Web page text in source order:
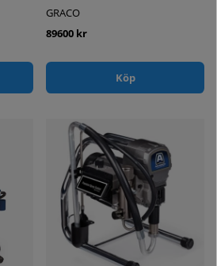
GRACO
89600 kr
Köp